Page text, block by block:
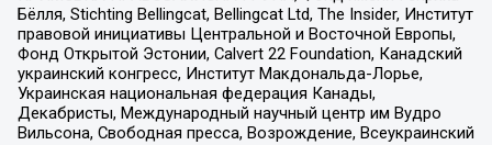
Бёлля, Stichting Bellingcat, Bellingcat Ltd, The Insider, Институт
правовой инициативы Центральной и Восточной Европы,
Фонд Открытой Эстонии, Calvert 22 Foundation, Канадский
украинский конгресс, Институт Макдональда-Лорье,
Украинская национальная федерация Канады,
Декабристы, Международный научный центр им Вудро
Вильсона, Свободная пресса, Возрождение, Всеукраинский